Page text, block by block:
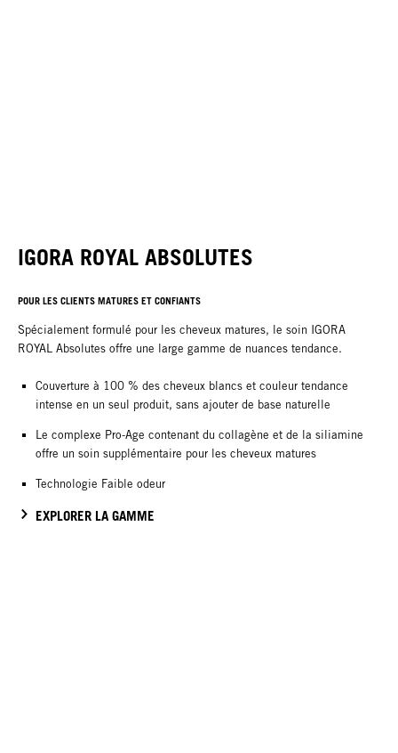
IGORA ROYAL ABSOLUTES
POUR LES CLIENTS MATURES ET CONFIANTS
Spécialement formulé pour les cheveux matures, le soin IGORA
ROYAL Absolutes offre une large gamme de nuances tendance.
Couverture à 100 % des cheveux blancs et couleur tendance
intense en un seul produit, sans ajouter de base naturelle
Le complexe Pro-Age contenant du collagène et de la siliamine
offre un soin supplémentaire pour les cheveux matures
Technologie Faible odeur
EXPLORER LA GAMME